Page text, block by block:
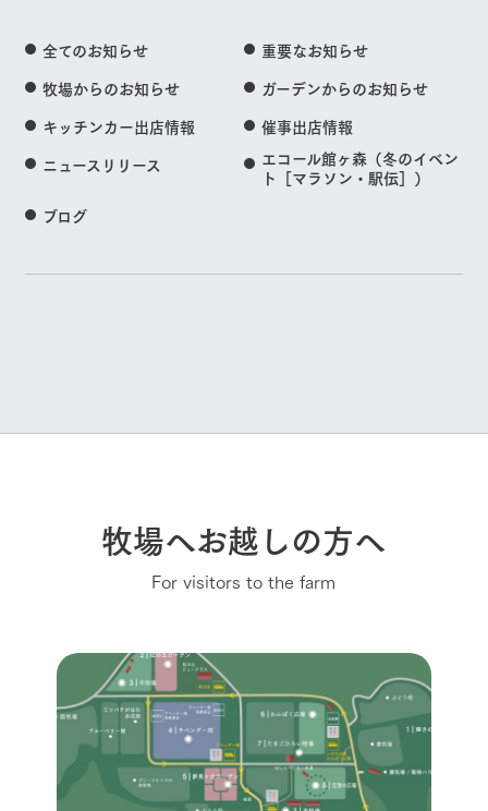
全てのお知らせ
重要なお知らせ
牧場からのお知らせ
ガーデンからのお知らせ
キッチンカー出店情報
催事出店情報
ニュースリリース
エコール館ヶ森（冬のイベン
ト［マラソン・駅伝］）
ブログ
牧場へお越しの方へ
For visitors to the farm